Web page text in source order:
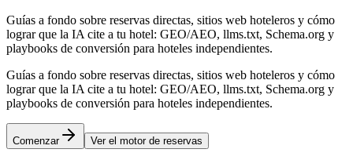
Guías a fondo sobre reservas directas, sitios web hoteleros y cómo
lograr que la IA cite a tu hotel: GEO/AEO, llms.txt, Schema.org y
playbooks de conversión para hoteles independientes.
Guías a fondo sobre reservas directas, sitios web hoteleros y cómo
lograr que la IA cite a tu hotel: GEO/AEO, llms.txt, Schema.org y
playbooks de conversión para hoteles independientes.
Comenzar Ver el motor de reservas